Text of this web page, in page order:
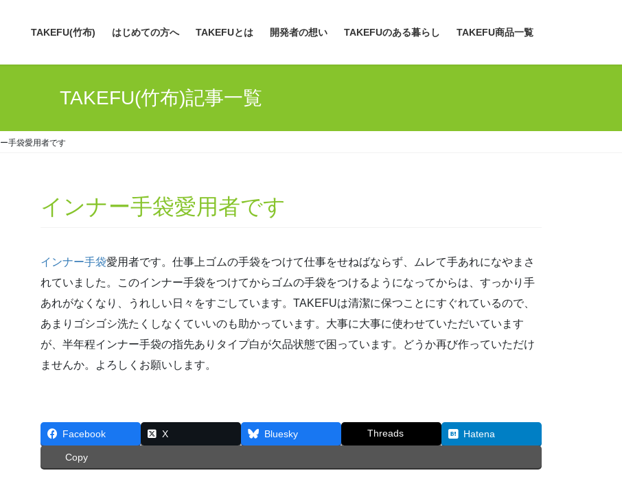
TAKEFU(竹布) はじめての方へ TAKEFUとは 開発者の想い TAKEFUのある暮らし TAKEFU商品一覧
TAKEFU(竹布)記事一覧
手袋愛用者です
インナー手袋愛用者です
インナー手袋愛用者です。仕事上ゴムの手袋をつけて仕事をせねばならず、ムレて手あれになやまさ
れていました。このインナー手袋をつけてからゴムの手袋をつけるようになってからは、すっかり手
あれがなくなり、うれしい日々をすごしています。TAKEFUは清潔に保つことにすぐれているので、
あまりゴシゴシ洗たくしなくていいのも助かっています。大事に大事に使わせていただいています
が、半年程インナー手袋の指先ありタイプ白が欠品状態で困っています。どうか再び作っていただけ
ませんか。よろしくお願いします。
Facebook X Bluesky Threads Hatena
Copy